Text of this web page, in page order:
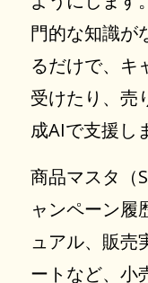
門的な知識が
るだけで、キ
受けたり、売
成AIで支援し
商品マスタ（
ャンペーン履
ュアル、販売
ートなど、小